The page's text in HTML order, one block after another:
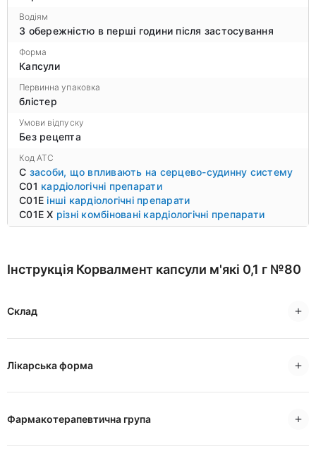
Водіям
З обережністю в перші години після застосування
Форма
Капсули
Первинна упаковка
блістер
Умови відпуску
Без рецепта
Код ATC
C засоби, що впливають на серцево-судинну систему
C01 кардіологічні препарати
C01E інші кардіологічні препарати
C01E X різні комбіновані кардіологічні препарати
Інструкція Корвалмент капсули м'які 0,1 г №80
Склад
Лікарська форма
Фармакотерапевтична група